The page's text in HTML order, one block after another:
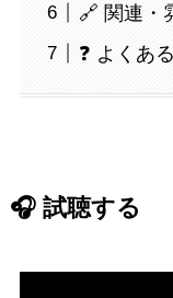
🔗 関連・
❓ よくあ
🎧 試聴する